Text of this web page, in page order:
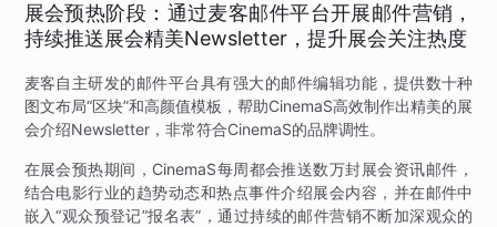
展会预热阶段：通过麦客邮件平台开展邮件营销，
持续推送展会精美Newsletter，提升展会关注热度
麦客自主研发的邮件平台具有强大的邮件编辑功能，提供数十种
图文布局“区块”和高颜值模板，帮助CinemaS高效制作出精美的展
会介绍Newsletter，非常符合CinemaS的品牌调性。
在展会预热期间，CinemaS每周都会推送数万封展会资讯邮件，
结合电影行业的趋势动态和热点事件介绍展会内容，并在邮件中
嵌入“观众预登记”报名表”，通过持续的邮件营销不断加深观众的